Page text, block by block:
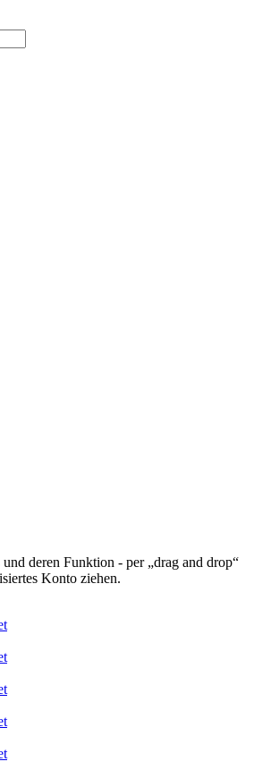
deren Funktion - per „drag and drop“
Konto ziehen.